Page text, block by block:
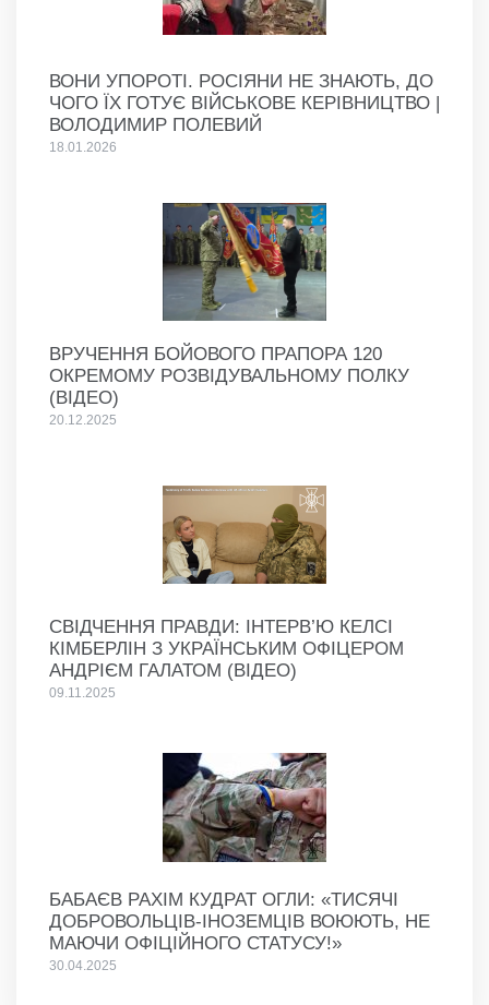
ВОНИ УПОРОТІ. РОСІЯНИ НЕ ЗНАЮТЬ, ДО
ЧОГО ЇХ ГОТУЄ ВІЙСЬКОВЕ КЕРІВНИЦТВО |
ВОЛОДИМИР ПОЛЕВИЙ
18.01.2026
ВРУЧЕННЯ БОЙОВОГО ПРАПОРА 120
ОКРЕМОМУ РОЗВІДУВАЛЬНОМУ ПОЛКУ
(ВІДЕО)
20.12.2025
СВІДЧЕННЯ ПРАВДИ: ІНТЕРВ’Ю КЕЛСІ
КІМБЕРЛІН З УКРАЇНСЬКИМ ОФІЦЕРОМ
АНДРІЄМ ГАЛАТОМ (ВІДЕО)
09.11.2025
БАБАЄВ РАХІМ КУДРАТ ОГЛИ: «ТИСЯЧІ
ДОБРОВОЛЬЦІВ-ІНОЗЕМЦІВ ВОЮЮТЬ, НЕ
МАЮЧИ ОФІЦІЙНОГО СТАТУСУ!»
30.04.2025